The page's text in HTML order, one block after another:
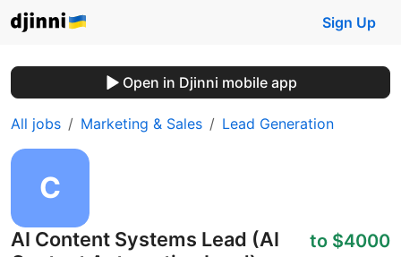
Sign Up
Open in Djinni mobile app
All jobs Marketing & Sales Lead Generation
AI Content Systems Lead (AI
to $4000